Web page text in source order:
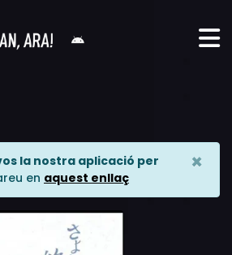
la nostra aplicació per
en aquest enllaç
×